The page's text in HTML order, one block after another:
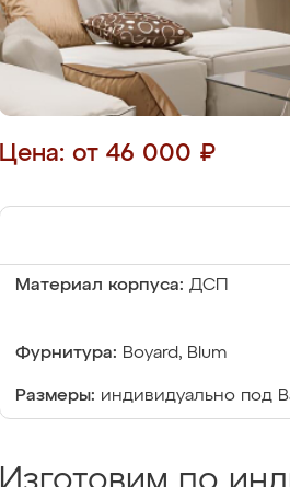
Цена: от 46 000 ₽
Материал корпуса: ДСП
Фурнитура: Boyard, Blum
Размеры: индивидуально под